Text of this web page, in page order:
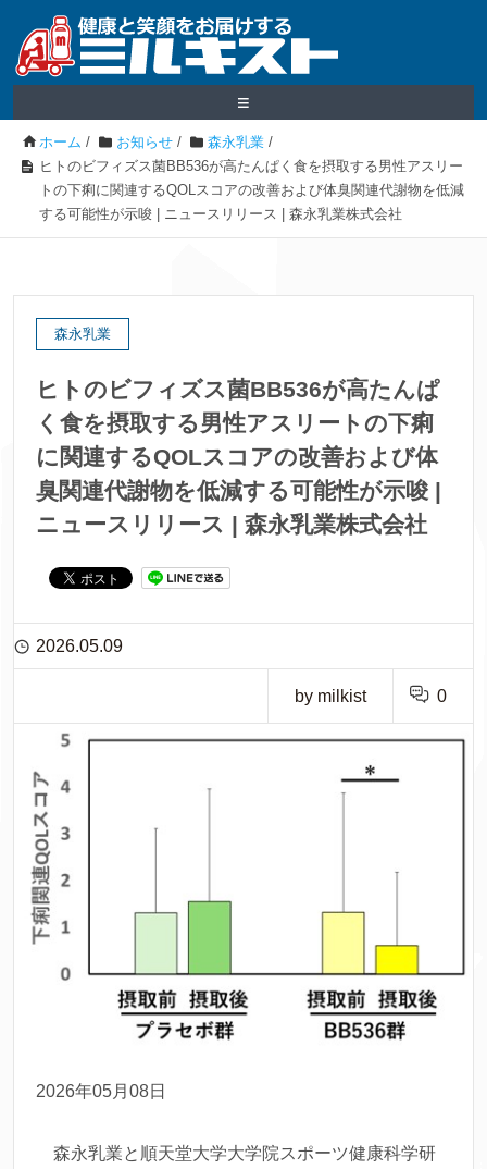
≡
ホーム / お知らせ / 森永乳業 /
ヒトのビフィズス菌BB536が高たんぱく食を摂取する男性アスリー
トの下痢に関連するQOLスコアの改善および体臭関連代謝物を低減
する可能性が示唆 | ニュースリリース | 森永乳業株式会社
森永乳業
ヒトのビフィズス菌BB536が高たんぱ
く食を摂取する男性アスリートの下痢
に関連するQOLスコアの改善および体
臭関連代謝物を低減する可能性が示唆 |
ニュースリリース | 森永乳業株式会社
2026.05.09
by milkist 0
2026年05月08日
森永乳業と順天堂大学大学院スポーツ健康科学研